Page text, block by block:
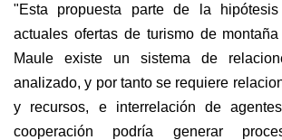
"Esta propuesta parte de la
actuales ofertas de turismo de
Maule existe un sistema de
analizado, y por tanto se requiere
y recursos, e interrelación de
cooperación podría generar